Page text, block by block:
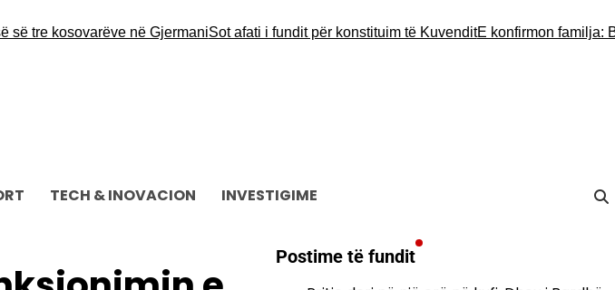
kosovarëve në GjermaniSot afati i fundit për konstituim të KuvenditE konfirmon familja: Babë
TECH & INOVACION INVESTIGIME
Postime të fundit